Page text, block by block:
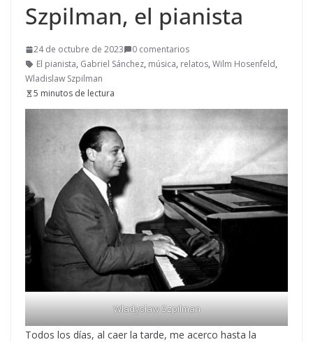
Szpilman, el pianista
24 de octubre de 2023
0 comentarios
El pianista, Gabriel Sánchez, música, relatos, Wilm Hosenfeld,
Wladislaw Szpilman
5 minutos de lectura
Wladyslaw Szpilman
Todos los días, al caer la tarde, me acerco hasta la